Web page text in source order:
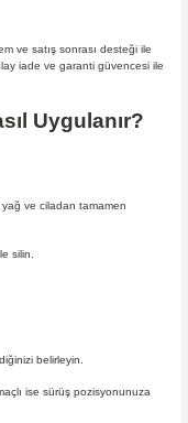
ve satış sonrası desteği ile
iade ve garanti güvencesi ile
Uygulanır?
ve ciladan tamamen
silin.
belirleyin.
ise sürüş pozisyonunuza